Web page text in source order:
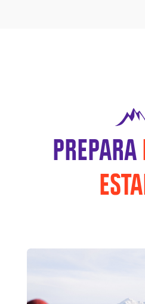
PREPARA